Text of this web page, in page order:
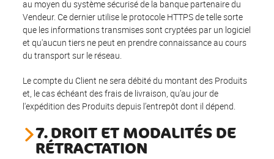
au moyen du système sécurisé de la banque partenaire du
Vendeur. Ce dernier utilise le protocole HTTPS de telle sorte
que les informations transmises sont cryptées par un logiciel
et qu'aucun tiers ne peut en prendre connaissance au cours
du transport sur le réseau.
Le compte du Client ne sera débité du montant des Produits
et, le cas échéant des frais de livraison, qu’au jour de
l'expédition des Produits depuis l’entrepôt dont il dépend.
7. DROIT ET MODALITÉS DE
RÉTRACTATION